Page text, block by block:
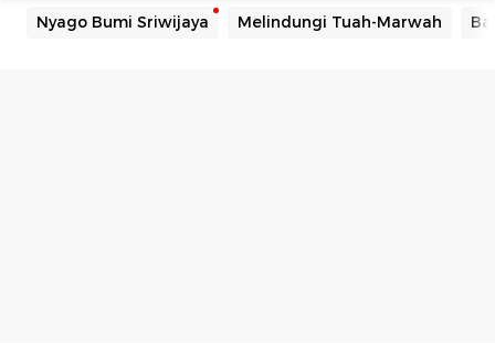
Nyago Bumi Sriwijaya Melindungi Tuah-Marwah